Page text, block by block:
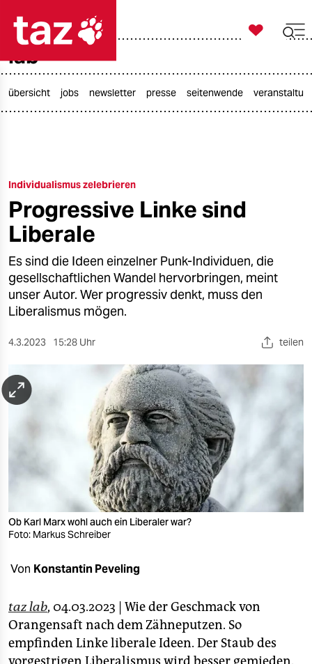
taz zahl ich
öko
gesellschaft
kultur
sport
berlin
nord
wahrheit
verlag
fragen & hilfe
unterstützen
abo
genossenschaft
epaper login

taz zahl ich
lab
übersicht jobs newsletter presse seitenwende
Individualismus zelebrieren
Progressive Linke sind
Liberale
Es sind die Ideen einzelner Punk-Individuen, die
gesellschaftlichen Wandel hervorbringen, meint
unser Autor. Wer progressiv denkt, muss den
Liberalismus mögen.
4.3.2023 15:28 Uhr teilen
Ob Karl Marx wohl auch ein Liberaler war?
Foto: Markus Schreiber
Von Konstantin Peveling
taz lab, 04.03.2023 | Wie der Geschmack von
Orangensaft nach dem Zähneputzen. So
empfinden Linke liberale Ideen. Der Staub des